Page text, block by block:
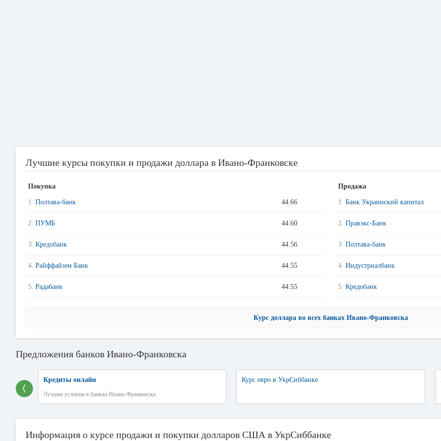
Лучшие курсы покупки и продажи доллара в Ивано-Франковске
Покупка
1. Полтава-банк 44.66
2. ПУМБ 44.60
3. Кредобанк 44.56
4. Райффайзен Банк 44.55
5. Радабанк 44.55
Продажа
1. Банк Украинский капитал
2. Правэкс-Банк
3. Полтава-банк
4. Индустриалбанк
5. Кредобанк
Курс доллара во всех банках Ивано-Франковска
Предложения банков Ивано-Франковска
〈
Кредиты онлайн
Лучшие условия в банках Ивано-Франковска
Курс евро в УкрСиббанке
Информация о курсе продажи и покупки долларов США в УкрСиббанке